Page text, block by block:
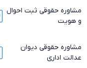
مشاوره حقوقی ثبت احوال
و هویت
مشاوره حقوقی دیوان
عدالت اداری